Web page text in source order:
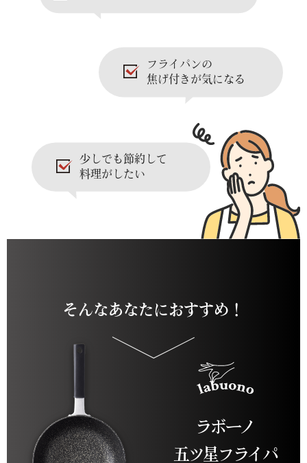
フライパンの
焦げ付きが気になる
少しでも節約して
料理がしたい
そんなあなたにおすすめ！
ラボーノ
五ツ星フライパ